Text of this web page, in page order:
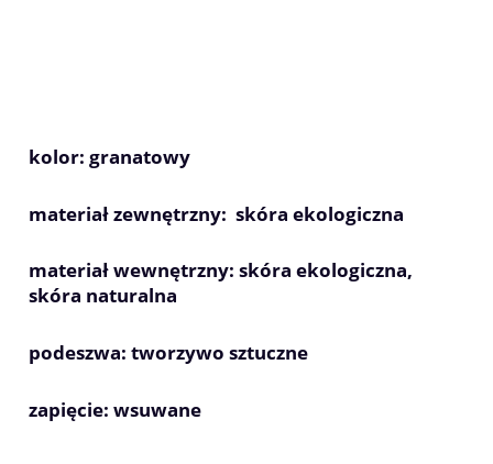
kolor: granatowy
materiał zewnętrzny: skóra ekologiczna
materiał wewnętrzny: skóra ekologiczna,
skóra naturalna
podeszwa: tworzywo sztuczne
zapięcie: wsuwane